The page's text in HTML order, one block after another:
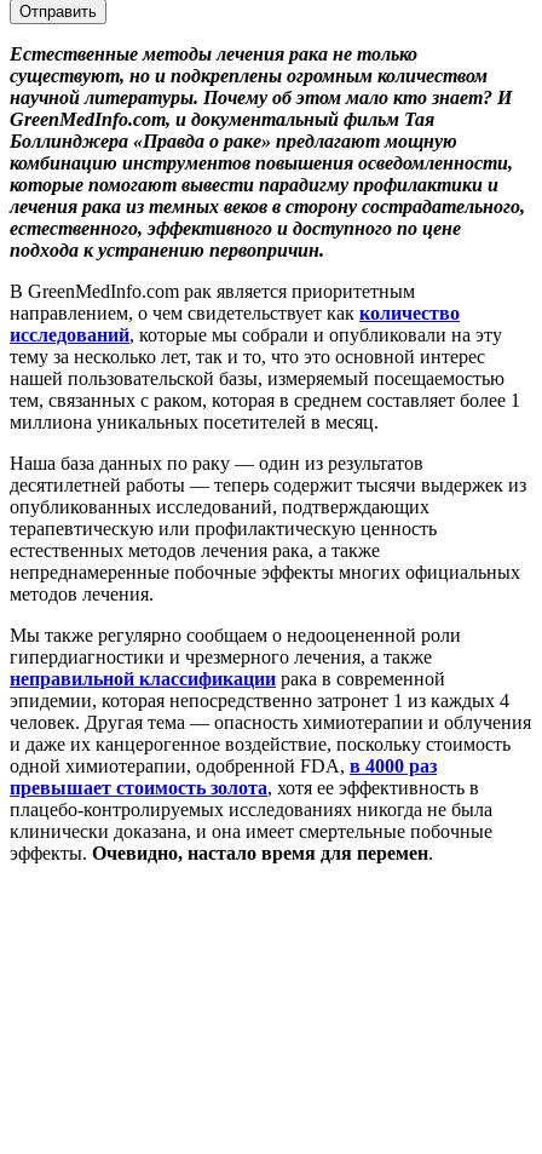
Естественные методы лечения рака не только
существуют, но и подкреплены огромным количеством
научной литературы. Почему об этом мало кто знает? И
GreenMedInfo.com, и документальный фильм Тая
Боллинджера «Правда о раке» предлагают мощную
комбинацию инструментов повышения осведомленности,
которые помогают вывести парадигму профилактики и
лечения рака из темных веков в сторону сострадательного,
естественного, эффективного и доступного по цене
подхода к устранению первопричин.
В GreenMedInfo.com рак является приоритетным
направлением, о чем свидетельствует как количество
исследований, которые мы собрали и опубликовали на эту
тему за несколько лет, так и то, что это основной интерес
нашей пользовательской базы, измеряемый посещаемостью
тем, связанных с раком, которая в среднем составляет более 1
миллиона уникальных посетителей в месяц.
Наша база данных по раку — один из результатов
десятилетней работы — теперь содержит тысячи выдержек из
опубликованных исследований, подтверждающих
терапевтическую или профилактическую ценность
естественных методов лечения рака, а также
непреднамеренные побочные эффекты многих официальных
методов лечения.
Мы также регулярно сообщаем о недооцененной роли
гипердиагностики и чрезмерного лечения, а также
неправильной классификации рака в современной
эпидемии, которая непосредственно затронет 1 из каждых 4
человек. Другая тема — опасность химиотерапии и облучения
и даже их канцерогенное воздействие, поскольку стоимость
одной химиотерапии, одобренной FDA, в 4000 раз
превышает стоимость золота, хотя ее эффективность в
плацебо-контролируемых исследованиях никогда не была
клинически доказана, и она имеет смертельные побочные
эффекты. Очевидно, настало время для перемен.